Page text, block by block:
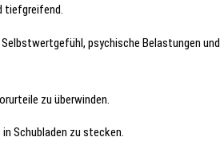
tiefgreifend.
psychische Belastungen und
zu überwinden.
Schubladen zu stecken.